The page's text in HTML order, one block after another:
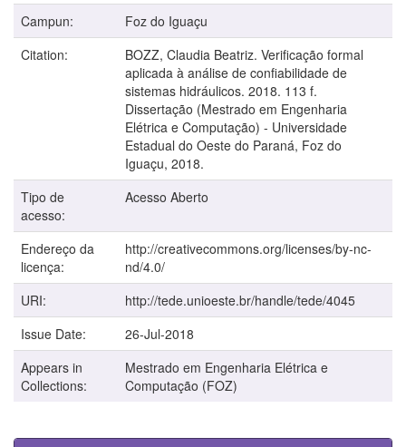
Campun:
Foz do Iguaçu
Citation:
BOZZ, Claudia Beatriz. Verificação formal
aplicada à análise de confiabilidade de
sistemas hidráulicos. 2018. 113 f.
Dissertação (Mestrado em Engenharia
Elétrica e Computação) - Universidade
Estadual do Oeste do Paraná, Foz do
Iguaçu, 2018.
Tipo de
acesso:
Acesso Aberto
Endereço da
licença:
http://creativecommons.org/licenses/by-nc-
nd/4.0/
URI:
http://tede.unioeste.br/handle/tede/4045
Issue Date:
26-Jul-2018
Appears in
Collections:
Mestrado em Engenharia Elétrica e
Computação (FOZ)